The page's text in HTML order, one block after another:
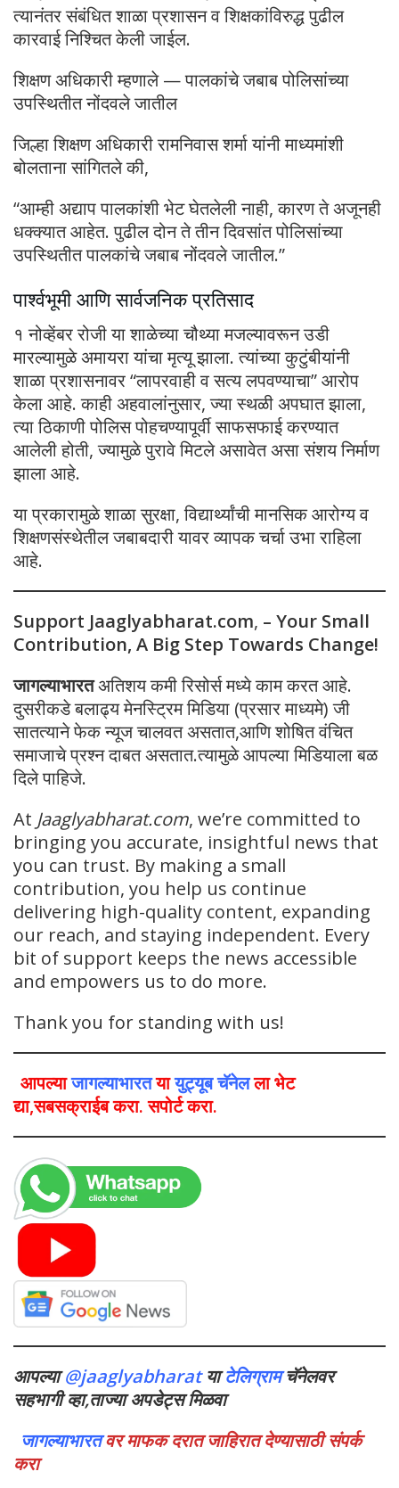
त्यानंतर संबंधित शाळा प्रशासन व शिक्षकांविरुद्ध पुढील
कारवाई निश्चित केली जाईल.
शिक्षण अधिकारी म्हणाले — पालकांचे जबाब पोलिसांच्या
उपस्थितीत नोंदवले जातील
जिल्हा शिक्षण अधिकारी रामनिवास शर्मा यांनी माध्यमांशी
बोलताना सांगितले की,
“आम्ही अद्याप पालकांशी भेट घेतलेली नाही, कारण ते अजूनही
धक्क्यात आहेत. पुढील दोन ते तीन दिवसांत पोलिसांच्या
उपस्थितीत पालकांचे जबाब नोंदवले जातील.”
पार्श्वभूमी आणि सार्वजनिक प्रतिसाद
१ नोव्हेंबर रोजी या शाळेच्या चौथ्या मजल्यावरून उडी
मारल्यामुळे अमायरा यांचा मृत्यू झाला. त्यांच्या कुटुंबीयांनी
शाळा प्रशासनावर “लापरवाही व सत्य लपवण्याचा” आरोप
केला आहे. काही अहवालांनुसार, ज्या स्थळी अपघात झाला,
त्या ठिकाणी पोलिस पोहचण्यापूर्वी साफसफाई करण्यात
आलेली होती, ज्यामुळे पुरावे मिटले असावेत असा संशय निर्माण
झाला आहे.
या प्रकारामुळे शाळा सुरक्षा, विद्यार्थ्यांची मानसिक आरोग्य व
शिक्षणसंस्थेतील जबाबदारी यावर व्यापक चर्चा उभा राहिला
आहे.
Support Jaaglyabharat.com, – Your Small
Contribution, A Big Step Towards Change!
जागल्याभारतअतिशय कमी रिसोर्स मध्ये काम करत आहे.
दुसरीकडे बलाढ्य मेनस्ट्रिम मिडिया (प्रसार माध्यमे) जी
सातत्याने फेक न्यूज चालवत असतात,आणि शोषित वंचित
समाजाचे प्रश्न दाबत असतात.त्यामुळे आपल्या मिडियाला बळ
दिले पाहिजे.
At Jaaglyabharat.com, we’re committed to
bringing you accurate, insightful news that
you can trust. By making a small
contribution, you help us continue
delivering high-quality content, expanding
our reach, and staying independent. Every
bit of support keeps the news accessible
and empowers us to do more.
Thank you for standing with us!
आपल्याजागल्याभारतयायुट्यूब चॅनेलला भेट
द्या,सबसक्राईब करा. सपोर्ट करा.
आपल्या@jaaglyabharatयाटेलिग्रामचॅनेलवर
सहभागी व्हा,ताज्या अपडेट्स मिळवा
जागल्याभारतवर माफक दरात जाहिरात देण्यासाठी संपर्क
करा